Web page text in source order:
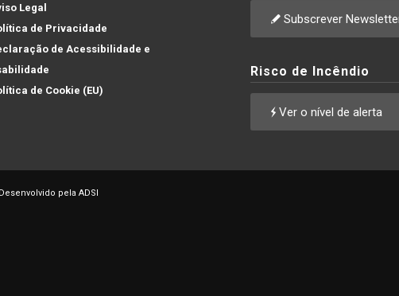
Legal
de Privacidade
de Acessibilidade e
de Cookie (EU)
Subscrever
Risco de Incêndio
Ver o nível de alerta
pela ADSI